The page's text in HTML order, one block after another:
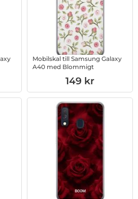
Mobilskal till Samsung Galaxy
A40 med Blommigt
Art. nr 1003233402
149 kr